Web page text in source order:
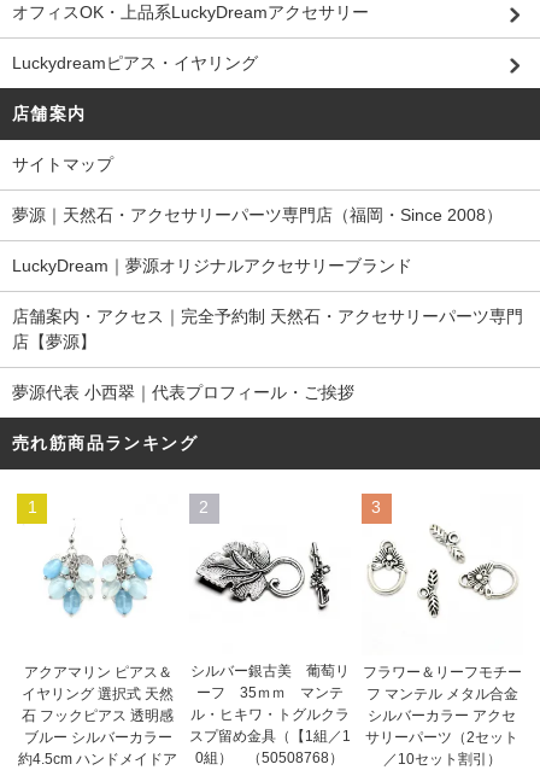
オフィスOK・上品系LuckyDreamアクセサリー
Luckydreamピアス・イヤリング
店舗案内
サイトマップ
夢源｜天然石・アクセサリーパーツ専門店（福岡・Since 2008）
LuckyDream｜夢源オリジナルアクセサリーブランド
店舗案内・アクセス｜完全予約制 天然石・アクセサリーパーツ専門
店【夢源】
夢源代表 小西翠｜代表プロフィール・ご挨拶
売れ筋商品ランキング
1
アクアマリン ピアス＆
イヤリング 選択式 天然
石 フックピアス 透明感
ブルー シルバーカラー
約4.5cm ハンドメイドア
2
シルバー銀古美 葡萄リ
ーフ 35ｍｍ マンテ
ル・ヒキワ・トグルクラ
スプ留め金具（【1組／1
0組） （50508768）
3
フラワー＆リーフモチー
フ マンテル メタル合金
シルバーカラー アクセ
サリーパーツ（2セット
／10セット割引）